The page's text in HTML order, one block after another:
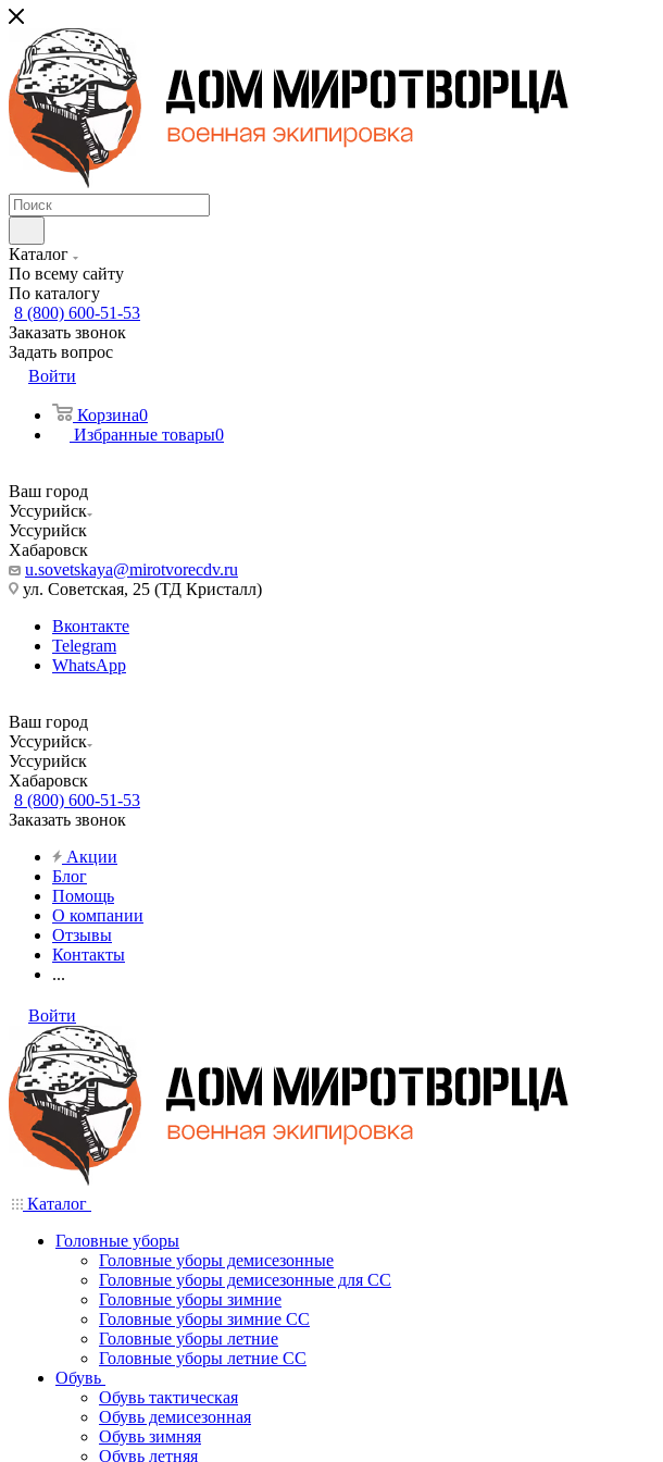
Каталог
По всему сайту
По каталогу
8 (800) 600-51-53
Заказать звонок
Задать вопрос
Войти
Корзина0
Избранные товары0
Ваш город
Уссурийск
Уссурийск
Хабаровск
u.sovetskaya@mirotvorecdv.ru
ул. Советская, 25 (ТД Кристалл)
Вконтакте
Telegram
WhatsApp
Ваш город
Уссурийск
Уссурийск
Хабаровск
8 (800) 600-51-53
Заказать звонок
Акции
Блог
Помощь
О компании
Отзывы
Контакты
...
Войти
Каталог
Головные уборы
Головные уборы демисезонные
Головные уборы демисезонные для СС
Головные уборы зимние
Головные уборы зимние СС
Головные уборы летние
Головные уборы летние СС
Обувь
Обувь тактическая
Обувь демисезонная
Обувь зимняя
Обувь летняя